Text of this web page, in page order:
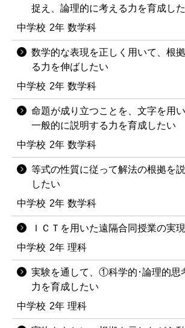
捉え、論理的に考える力を育成し
中学校 2年 数学科
数学的な表現を正しく用いて、根
る力を伸ばしたい
中学校 2年 数学科
命題が成り立つことを、文字を用
一般的に説明する力を育成したい
中学校 2年 数学科
等式の性質に従って解法の根拠を
したい
中学校 2年 数学科
ＩＣＴを用いた遠隔合同授業の実
中学校 2年 理科
実験を通して、①科学的･論理的
力を育成したい
中学校 2年 理科